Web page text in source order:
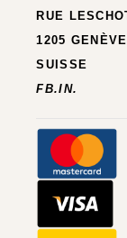
RUE
1205 GENÈVE
SUISSE
FB.IN.